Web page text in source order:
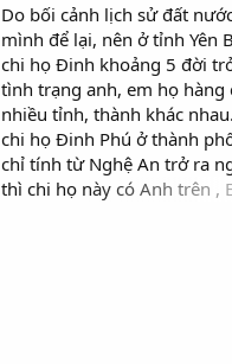
Do bối cảnh lịch sử đất
mình để lại, nên ở tỉnh Yên
chi họ Đinh khoảng 5 đời
tình trạng anh, em họ hàng
nhiều tỉnh, thành khác
chi họ Đinh Phú ở thành
chỉ tính từ Nghệ An trở ra
thì chi họ này có Anh trên ,